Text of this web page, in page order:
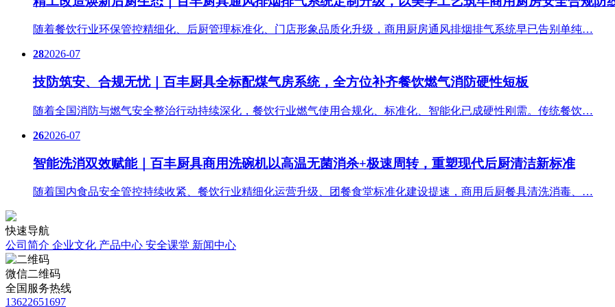
随着餐饮行业环保管控精细化、后厨管理标准化、门店形象品质化升级，商用厨房通风排烟排气系统早已告别单纯…
282026-07
技防筑安、合规无忧｜百丰厨具全标配煤气房系统，全方位补齐餐饮燃气消防硬性短板
随着全国消防与燃气安全整治行动持续深化，餐饮行业燃气使用合规化、标准化、智能化已成硬性刚需。传统餐饮…
262026-07
智能洗消双效赋能｜百丰厨具商用洗碗机以高温无菌消杀+极速周转，重塑现代后厨清洁新标准
随着国内食品安全管控持续收紧、餐饮行业精细化运营升级、团餐食堂标准化建设提速，商用后厨餐具清洗消毒、…
快速导航
公司简介 企业文化 产品中心 安全课堂 新闻中心
微信二维码
全国服务热线
13622651697